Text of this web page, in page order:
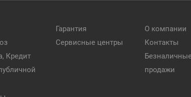
Кредит
Гарантия
Сервисные центры
О компании
Контакты
продажи